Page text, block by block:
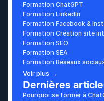
Formation ChatGPT
Formation LinkedIn
Formation Facebook &
Formation Création site
Formation SEO
Formation SEA
Formation Réseaux
Voir plus →
Dernières
Pourquoi se former à